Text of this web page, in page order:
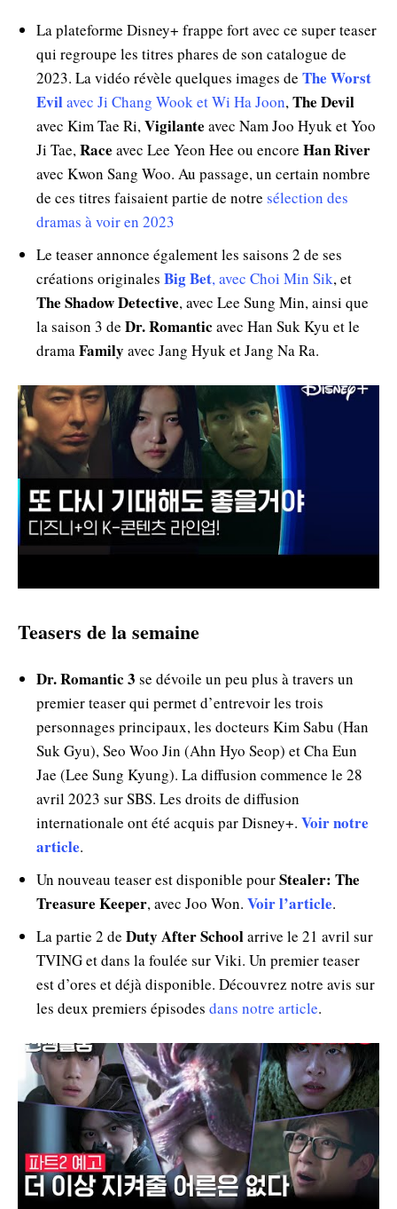
La plateforme Disney+ frappe fort avec ce super teaser
qui regroupe les titres phares de son catalogue de
2023. La vidéo révèle quelques images de The Worst
Evilavec Ji Chang Wook et Wi Ha Joon, The Devil
avec Kim Tae Ri, Vigilante avec Nam Joo Hyuk et Yoo
Ji Tae, Race avec Lee Yeon Hee ou encore Han River
avec Kwon Sang Woo. Au passage, un certain nombre
de ces titres faisaient partie de notre sélection des
dramas à voir en 2023
Le teaser annonce également les saisons 2 de ses
créations originales Big Bet, avec Choi Min Sik, et
The Shadow Detective, avec Lee Sung Min, ainsi que
la saison 3 de Dr. Romantic avec Han Suk Kyu et le
drama Family avec Jang Hyuk et Jang Na Ra.
Teasers de la semaine
Dr. Romantic 3 se dévoile un peu plus à travers un
premier teaser qui permet d’entrevoir les trois
personnages principaux, les docteurs Kim Sabu (Han
Suk Gyu), Seo Woo Jin (Ahn Hyo Seop) et Cha Eun
Jae (Lee Sung Kyung). La diffusion commence le 28
avril 2023 sur SBS. Les droits de diffusion
internationale ont été acquis par Disney+. Voir notre
article.
Un nouveau teaser est disponible pourStealer: The
Treasure Keeper, avec Joo Won. Voir l’article.
La partie 2 de Duty After Schoolarrive le 21 avril sur
TVING et dans la foulée sur Viki. Un premier teaser
est d’ores et déjà disponible. Découvrez notre avis sur
les deux premiers épisodes dans notre article.